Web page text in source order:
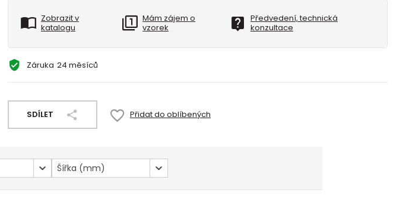
Zobrazit v
katalogu
Mám zájem o
vzorek
Předvedení, technická
konzultace
Záruka 24 měsíců
SDÍLET Přidat do oblíbených
Šířka (mm)